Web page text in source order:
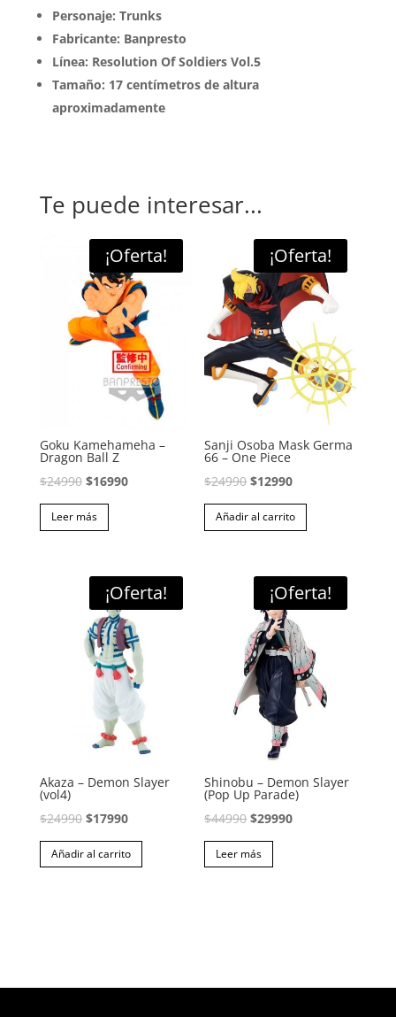
Personaje: Trunks
Fabricante: Banpresto
Línea: Resolution Of Soldiers Vol.5
Tamaño: 17 centímetros de altura
aproximadamente
Te puede interesar...
¡Oferta!
Goku Kamehameha –
Dragon Ball Z
$24990 El
precio
original
$24990.
$16990El
$16990.
Leer más
¡Oferta!
Sanji Osoba Mask Germa
66 – One Piece
$24990 El
precio
original
$24990.
$12990El
precio
actual
$12990.
Añadir al carrito
¡Oferta!
Akaza – Demon Slayer
(vol4)
$24990 El
precio
original
$17990El
precio
actual
Añadir al carrito
¡Oferta!
Shinobu – Demon Slayer
(Pop Up Parade)
$44990 El
precio
original
$29990El
Leer más